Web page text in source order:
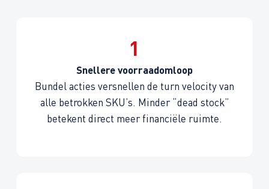
1
Snellere voorraad­omloop
Bundel acties versnellen de turn velocity van
alle betrokken SKU’s. Minder “dead stock”
betekent direct meer financiële ruimte.